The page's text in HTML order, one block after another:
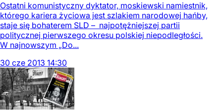
Ostatni komunistyczny dyktator, moskiewski namiestnik,
którego kariera życiowa jest szlakiem narodowej hańby,
staje się bohaterem SLD – najpotężniejszej partii
politycznej pierwszego okresu polskiej niepodległości.
W najnowszym „Do...
30 cze 2013 14:30